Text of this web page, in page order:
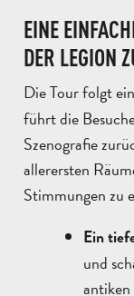
EINE
DER LEGION
Die Tour folgt
führt die
Szenografie
allerersten
Stimmungen zu
Ein
und
antiken